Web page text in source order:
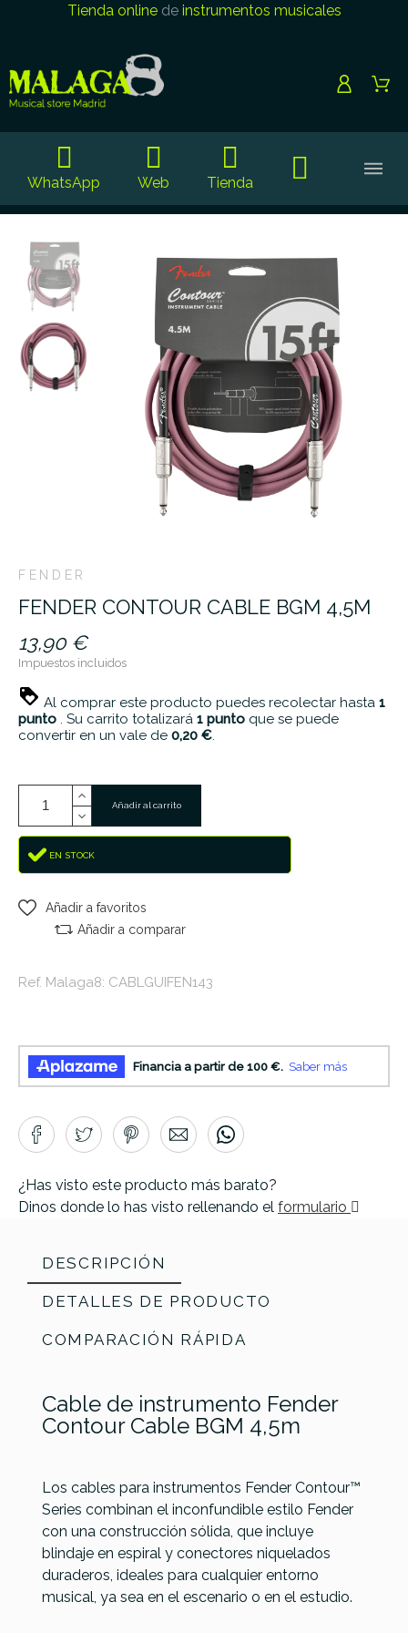
Tienda onlinede instrumentos musicales
WhatsApp Web Tienda
FENDER
FENDER CONTOUR CABLE BGM 4,5M
13,90 €
Impuestos incluidos
Al comprar este producto puedes recolectar hasta 1
punto . Su carrito totalizará 1 punto que se puede
convertir en un vale de 0,20 €.
Añadir al carrito
EN STOCK
Añadir a favoritos
Añadir a comparar
Ref. Malaga8: CABLGUIFEN143
¿Has visto este producto más barato?
Dinos donde lo has visto rellenando el formulario
DESCRIPCIÓN
DETALLES DE PRODUCTO
COMPARACIÓN RÁPIDA
Cable de instrumento Fender
Contour Cable BGM 4,5m
Los cables para instrumentos Fender Contour™
Series combinan el inconfundible estilo Fender
con una construcción sólida, que incluye
blindaje en espiral y conectores niquelados
duraderos, ideales para cualquier entorno
musical, ya sea en el escenario o en el estudio.
Referencia CABLGUIFEN143
Ernie Ball
6221
Cable
Pedales
Roland
RIC-G20A
Ernie Ball
Ultraflex
EB6047
Jack-Jack
Ernie Ball
6085
Cable
Amarillo